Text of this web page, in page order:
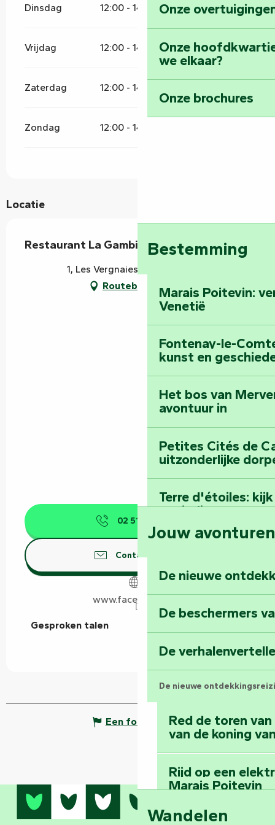
Onze
Onze
we elkaar?
Onze brochures
Bestemming
Marais Poitevin:
Venetië
Fontenay-le-
kunst en
Het bos van
avontuur in
Petites Cités de
uitzonderlijke
Terre d'étoiles:
oneindige
Jouw avonturen
De nieuwe
De beschermers
De
De nieuwe
Red de toren
van de koning
Rijd op een
Marais Poitevin
Wandelen
Dinsdag 12:00 - 14:00 19:00 - 21:00
Vrijdag 12:00 - 14:00 19:00 - 21:00
Zaterdag 12:00 - 14:00
Zondag 12:00 - 14:00
Locatie
Restaurant La Gambille
1, Les Vergnaies, 85420 Damvix
Routebeschrijving
02 51 87 10
Contacteer ons
www.facebook.com
Gesproken talen
Gesproken talen
Een fout melden